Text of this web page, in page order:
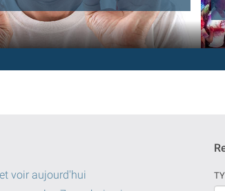
voir aujourd'hui